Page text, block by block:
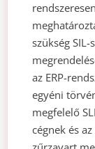
szükség
az ERP-
egyéni
megfelelő
cégnek és